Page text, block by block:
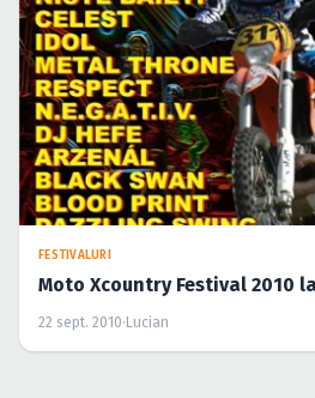
FESTIVALURI
Moto Xcountry Festival 2010
22 sept. 2010· Lucian